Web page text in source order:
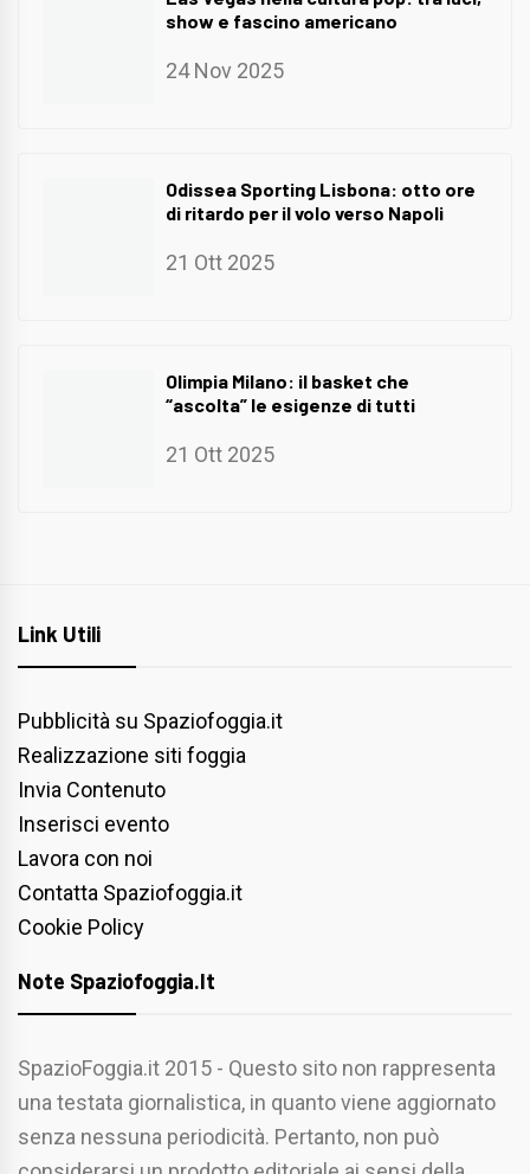
show e fascino americano
24 Nov 2025
Odissea Sporting Lisbona: otto ore
di ritardo per il volo verso Napoli
21 Ott 2025
Olimpia Milano: il basket che
“ascolta” le esigenze di tutti
21 Ott 2025
Link Utili
Pubblicità su Spaziofoggia.it
Realizzazione siti foggia
Invia Contenuto
Inserisci evento
Lavora con noi
Contatta Spaziofoggia.it
Cookie Policy
Note Spaziofoggia.it
SpazioFoggia.it 2015 - Questo sito non rappresenta
una testata giornalistica, in quanto viene aggiornato
senza nessuna periodicità. Pertanto, non può